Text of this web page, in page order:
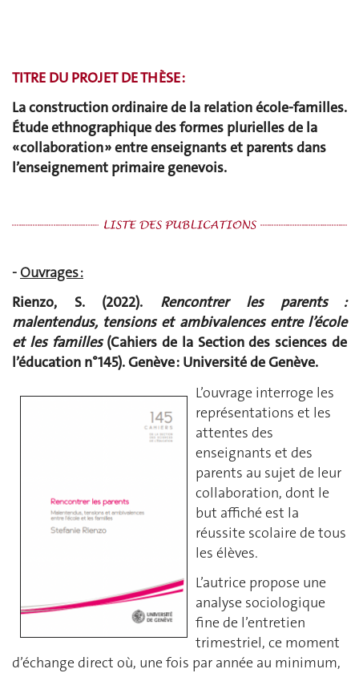
TITRE DU PROJET DE THÈSE :
La construction ordinaire de la relation école-familles.
Étude ethnographique des formes plurielles de la
« collaboration » entre enseignants et parents dans
l’enseignement primaire genevois.
- Ouvrages :
Rienzo, S. (2022). Rencontrer les parents :
malentendus, tensions et ambivalences entre l’école
et les familles(Cahiers de la Section des sciences de
l’éducation n°145). Genève : Université de Genève.
L’ouvrage interroge les
représentations et les
attentes des
enseignants et des
parents au sujet de leur
collaboration, dont le
but affiché est la
réussite scolaire de tous
les élèves.
L’autrice propose une
analyse sociologique
fine de l’entretien
trimestriel, ce moment
d’échange direct où, une fois par année au minimum,